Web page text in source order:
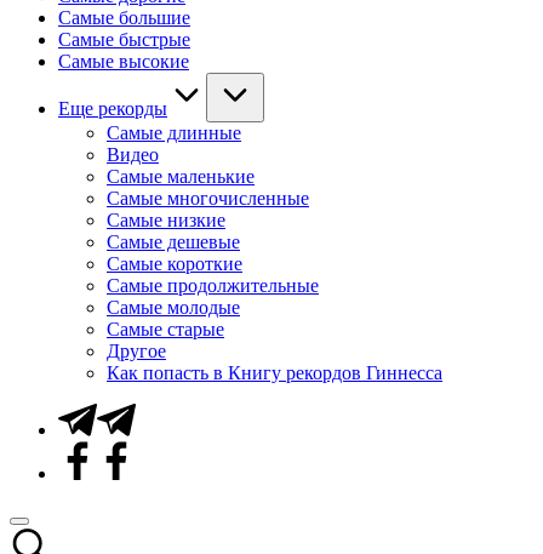
Самые большие
Самые быстрые
Самые высокие
Еще рекорды
Самые длинные
Видео
Самые маленькие
Самые многочисленные
Самые низкие
Самые дешевые
Самые короткие
Самые продолжительные
Самые молодые
Самые старые
Другое
Как попасть в Книгу рекордов Гиннесса
Telegram
Facebook